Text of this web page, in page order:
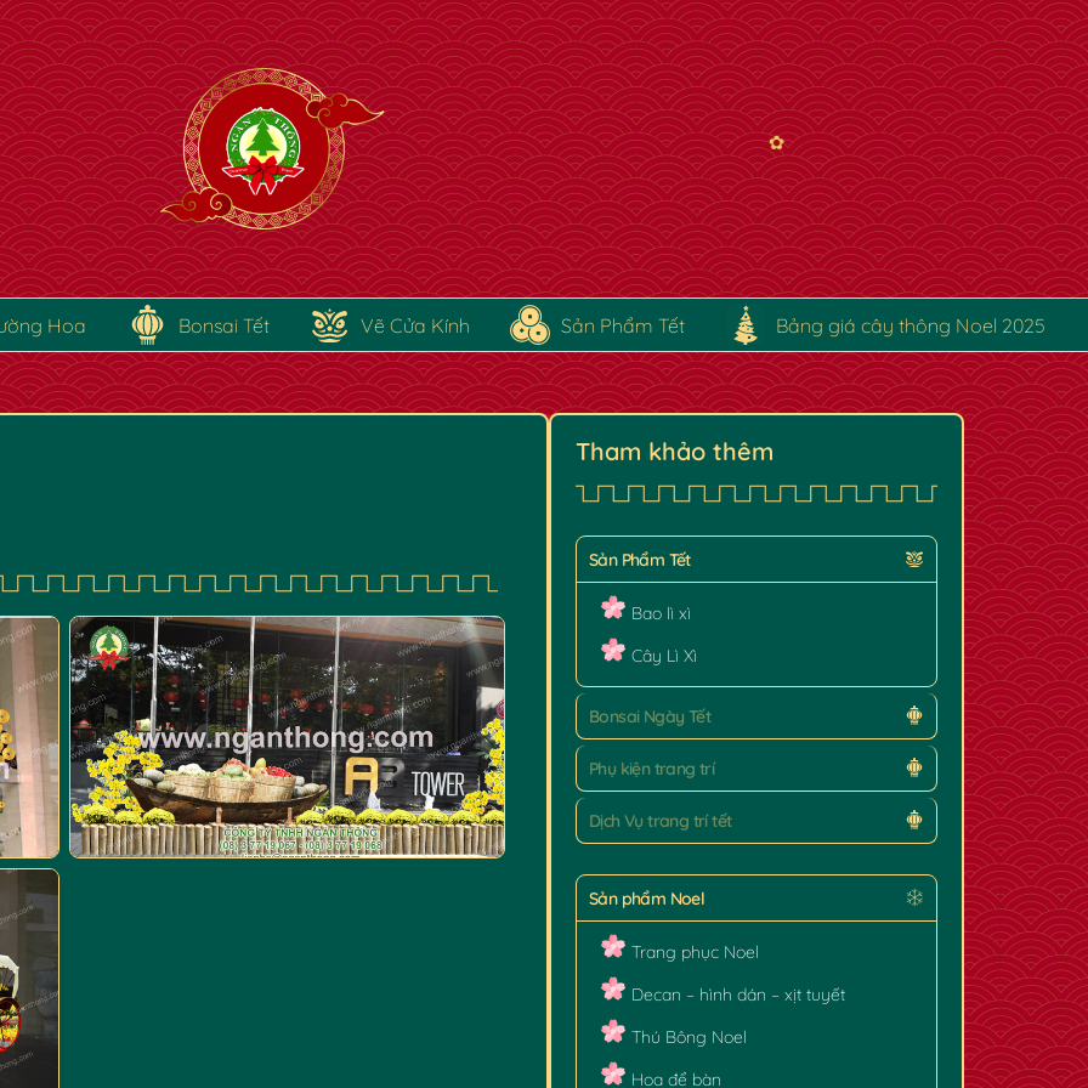
Hoa Bonsai Tết Vẽ Cửa Kính Sản Phẩm Tết Bảng giá cây thông Noel 2025
Tham khảo thêm
Sản Phẩm Tết
Bao lì xì
Cây Lì Xì
Bonsai Ngày Tết
Phụ kiện trang trí
Dịch Vụ trang trí tết
Sản phẩm Noel
Trang phục Noel
Decan – hình dán – xịt tuyết
Thú Bông Noel
Hoa để bàn
✿